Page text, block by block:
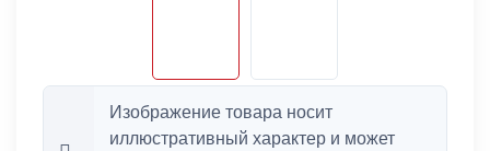
Изображение товара носит
иллюстративный характер и может